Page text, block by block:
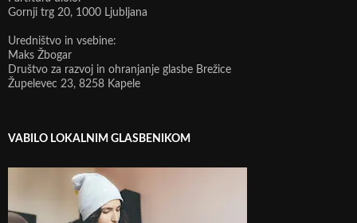
Gornji trg 20, 1000 Ljubljana
Uredništvo in vsebine:
Maks Žbogar
Društvo za razvoj in ohranjanje glasbe Brežice
Župelevec 23, 8258 Kapele
VABILO LOKALNIM GLASBENIKOM